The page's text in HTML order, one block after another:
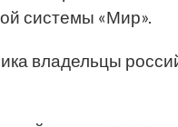
системы «Мир».
владельцы